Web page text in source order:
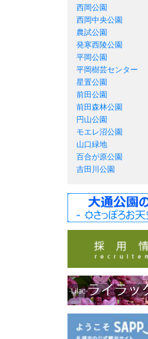
西岡公園
西岡中央公園
農試公園
発寒西陵公園
平岡公園
平岡樹芸センター
星置公園
前田公園
前田森林公園
円山公園
モエレ沼公園
山口緑地
百合が原公園
吉田川公園